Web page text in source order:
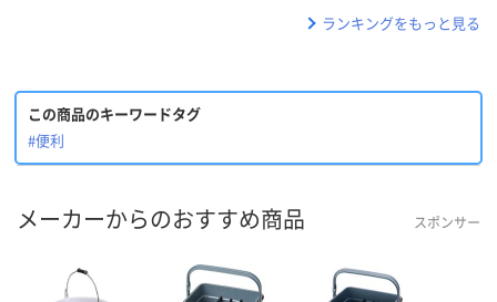
ランキングをもっと見る
この商品のキーワードタグ
#便利
メーカーからのおすすめ商品 スポンサー